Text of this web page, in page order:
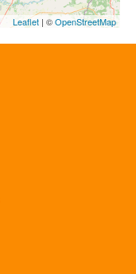
Leaflet | ©OpenStreetMap